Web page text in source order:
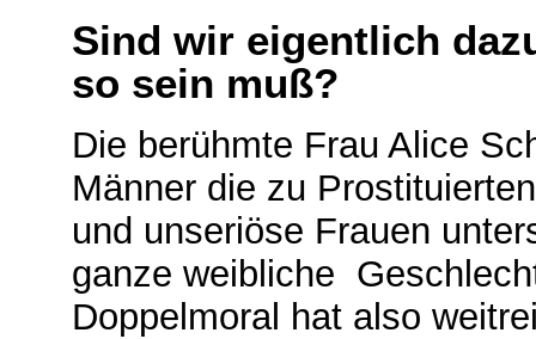
Sind wir eigentlich
so sein muß?
Die berühmte Frau Alice
Männer die zu
und unseriöse Frauen
ganze weibliche
Doppelmoral hat also